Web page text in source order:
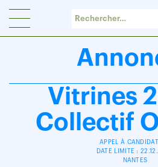
Vitrines
Collectif
APPEL À
DATE LIMITE :
NANTES